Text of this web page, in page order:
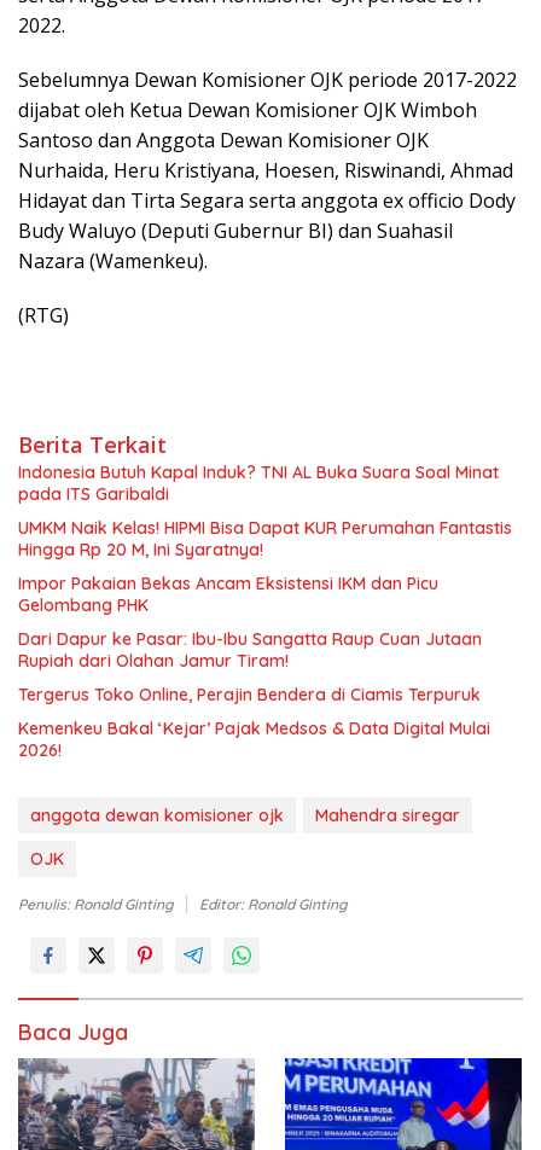
2022.
Sebelumnya Dewan Komisioner OJK periode 2017-2022
dijabat oleh Ketua Dewan Komisioner OJK Wimboh
Santoso dan Anggota Dewan Komisioner OJK
Nurhaida, Heru Kristiyana, Hoesen, Riswinandi, Ahmad
Hidayat dan Tirta Segara serta anggota ex officio Dody
Budy Waluyo (Deputi Gubernur BI) dan Suahasil
Nazara (Wamenkeu).
(RTG)
Berita Terkait
Indonesia Butuh Kapal Induk? TNI AL Buka Suara Soal Minat
pada ITS Garibaldi
UMKM Naik Kelas! HIPMI Bisa Dapat KUR Perumahan Fantastis
Hingga Rp 20 M, Ini Syaratnya!
Impor Pakaian Bekas Ancam Eksistensi IKM dan Picu
Gelombang PHK
Dari Dapur ke Pasar: Ibu-Ibu Sangatta Raup Cuan Jutaan
Rupiah dari Olahan Jamur Tiram!
Tergerus Toko Online, Perajin Bendera di Ciamis Terpuruk
Kemenkeu Bakal ‘Kejar’ Pajak Medsos & Data Digital Mulai
2026!
anggota dewan komisioner ojk
Mahendra siregar
OJK
Penulis: Ronald Ginting Editor: Ronald Ginting
Baca Juga